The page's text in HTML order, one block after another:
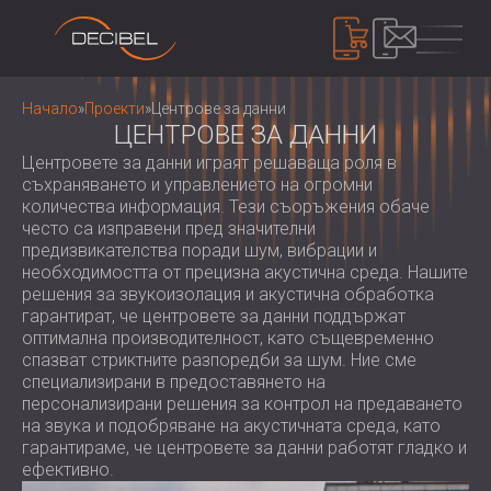
ПРОДУКТИ
ЗВУКОИЗОЛАЦИЯ
ШУМОИЗОЛАЦИЯ ЗА СТЕНИ
ШУМОИЗОЛАЦИЯ ЗА ТАВАН
ШУМОИЗОЛАЦИЯ ЗА ПОД
ВЪНШНИ И ИНТЕРИОРНИ
ЗВУКОИЗОЛАЦИОННИ ВРАТИ
АКУСТИЧНИ ПАНЕЛИ
АКУСТИЧНИ ПАНЕЛИ И ПАРАВАНИ ОТ
РЕЦИКЛИРАН ФИЛЦ
ДЪРВЕНИ ПЕРФОРИРАНИ АКУСТИЧНИ
ПАНЕЛИ
ТЕКСТИЛНИ АКУСТИЧНИ ПАНЕЛИ И
БАФЪЛИ
АКУСТИЧНИ ПАНЕЛИ ДЪРВЕНИ
ЛАМЕЛИ
КОНТРОЛ НА ШУМА
ШУМОИЗОЛИРАЩИ КАБИНИ И
БАРИЕРИ
ШУМОЗАЩИТНИ ЩОРИ, ЖАЛУЗИ И
ЗАГЛУШИТЕЛИ
ВИБРОИЗОЛАЦИЯ, ПОДЛОЖКИ И
ОКАЧВАЧИ
УСТРОЙСТВА
ШУМОМЕРИ
ЗВУКОВО МАСКИРАНЕ И ШУМОВИ
ДОЗИМЕТРИ
ЗА НАС
Начало»Проекти» Центрове за данни
ЦЕНТРОВЕ ЗА ДАННИ
Центровете за данни играят решаваща роля в
съхраняването и управлението на огромни
количества информация. Тези съоръжения обаче
често са изправени пред значителни
предизвикателства поради шум, вибрации и
необходимостта от прецизна акустична среда. Нашите
решения за звукоизолация и акустична обработка
гарантират, че центровете за данни поддържат
оптимална производителност, като същевременно
спазват стриктните разпоредби за шум. Ние сме
специализирани в предоставянето на
персонализирани решения за контрол на предаването
на звука и подобряване на акустичната среда, като
гарантираме, че центровете за данни работят гладко и
ефективно.